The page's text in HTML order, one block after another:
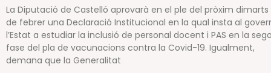
La Diputació de Castelló aprovarà en el ple del pròxim dimarts
de febrer una Declaració Institucional en la qual insta al
l’Estat a estudiar la inclusió de personal docent i PAS en la
fase del pla de vacunacions contra la Covid-19. Igualment,
demana que la Generalitat